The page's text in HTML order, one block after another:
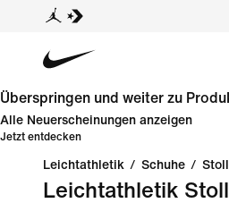
Überspringen und weiter zu
Alle Neuerscheinungen anzeigen
Jetzt entdecken
Leichtathletik / Schuhe /
Leichtathletik